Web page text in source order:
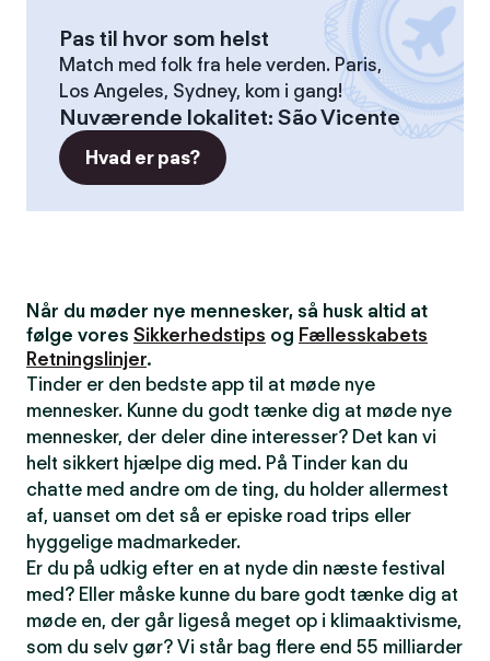
Pas til hvor som helst
Match med folk fra hele verden. Paris,
Los Angeles, Sydney, kom i gang!
Nuværende lokalitet: São Vicente
Hvad er pas?
Når du møder nye mennesker, så husk altid at
følge vores Sikkerhedstips og Fællesskabets
Retningslinjer.
Tinder er den bedste app til at møde nye
mennesker. Kunne du godt tænke dig at møde nye
mennesker, der deler dine interesser? Det kan vi
helt sikkert hjælpe dig med. På Tinder kan du
chatte med andre om de ting, du holder allermest
af, uanset om det så er episke road trips eller
hyggelige madmarkeder.
Er du på udkig efter en at nyde din næste festival
med? Eller måske kunne du bare godt tænke dig at
møde en, der går ligeså meget op i klimaaktivisme,
som du selv gør? Vi står bag flere end 55 milliarder